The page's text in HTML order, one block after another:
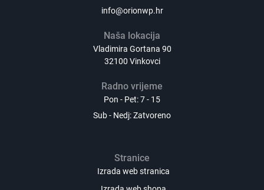
info@orionwp.hr
Naša lokacija
Vladimira Gortana 90
32100 Vinkovci
Radno vrijeme
Pon - Pet: 7 - 15
Sub - Nedj: Zatvoreno
Stranice
Izrada web stranica